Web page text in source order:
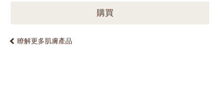
購買
瞭解更多肌膚產品